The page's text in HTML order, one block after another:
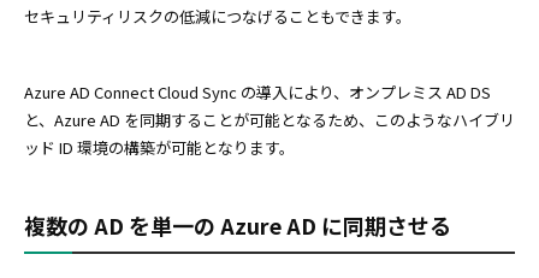
セキュリティリスクの低減につなげることもできます。
Azure AD Connect Cloud Sync の導入により、オンプレミス AD DS
と、Azure AD を同期することが可能となるため、このようなハイブリ
ッド ID 環境の構築が可能となります。
複数の AD を単一の Azure AD に同期させる